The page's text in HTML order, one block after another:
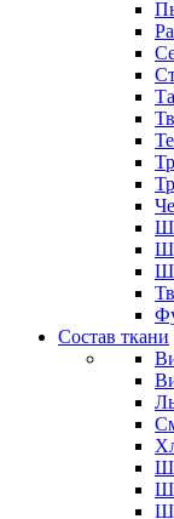
Состав ткани